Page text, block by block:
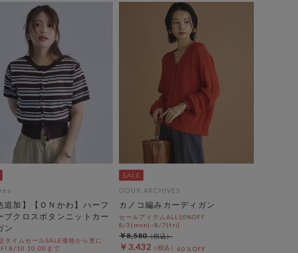
追加】【ＯＮかわ】ハーフ
ブクロスボタンニットカー
ン
タイムセールSALE価格から更に
8/10 10:00まで
DOUX ARCHIVES
カノコ編みカーディガン
セールアイテムALL10%OFF
8/3(mon)~8/7(fri)
￥3,432 60％OFF
￥8,580